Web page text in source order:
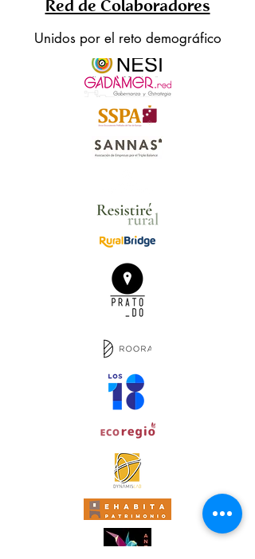
Red de Colaboradores
Unidos por el reto demográfico